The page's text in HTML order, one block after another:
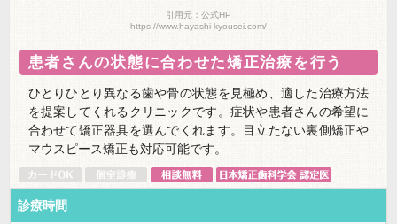
引用元：公式HP
https://www.hayashi-kyousei.com/
患者さんの状態に合わせた矯正治療を行う
ひとりひとり異なる歯や骨の状態を見極め、適した治療方法
を提案してくれるクリニックです。症状や患者さんの希望に
合わせて矯正器具を選んでくれます。目立たない裏側矯正や
マウスピース矯正も対応可能です。
診療時間